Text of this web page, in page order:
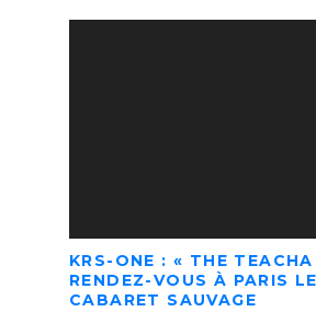
KRS-ONE : « THE
RENDEZ-VOUS À PARIS
CABARET SAUVAGE